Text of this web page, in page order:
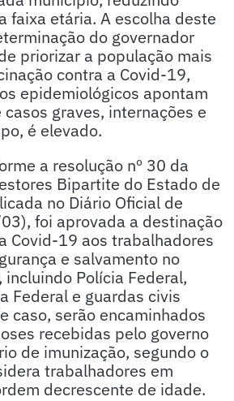
faixa etária. A escolha deste
do governador
priorizar a população mais
contra a Covid-19,
epidemiológicos apontam
graves, internações e
é elevado.
a resolução nº 30 da
Bipartite do Estado de
no Diário Oficial de
foi aprovada a destinação
Covid-19 aos trabalhadores
e salvamento no
incluindo Polícia Federal,
Federal e guardas civis
caso, serão encaminhados
recebidas pelo governo
de imunização, segundo o
trabalhadores em
decrescente de idade.